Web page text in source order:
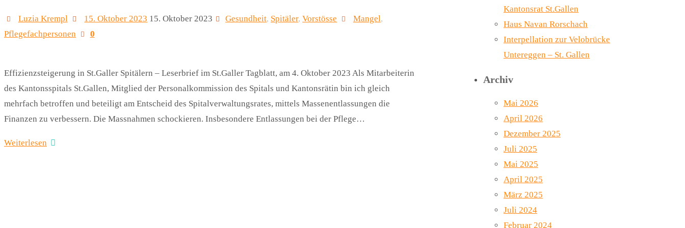
Luzia Krempl 15. Oktober 2023 15. Oktober 2023 Gesundheit, Spitäler,Vorstösse Mangel,
Pflegefachpersonen
0
Effizienzsteigerung in St.Galler Spitälern – Leserbrief im St.Galler Tagblatt, am 4. Oktober 2023 Als Mitarbeiterin
des Kantonsspitals St.Gallen, Mitglied der Personalkommission des Spitals und Kantonsrätin bin ich gleich
mehrfach betroffen und beteiligt am Entscheid des Spitalverwaltungsrates, mittels Massenentlassungen die
Finanzen zu verbessern. Die Massnahmen schockieren. Insbesondere Entlassungen bei der Pflege…
Weiterlesen
Kantonsrat St.Gallen
Haus Navan Rorschach
Interpellation zur Velobrücke
Untereggen – St. Gallen
Archiv
Mai 2026
April 2026
Dezember 2025
Juli 2025
Mai 2025
April 2025
März 2025
Juli 2024
Februar 2024